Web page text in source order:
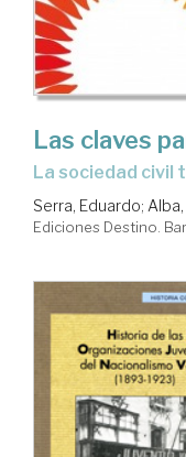
Las claves
la sociedad civil
Serra, Eduardo;
Ediciones Destino.